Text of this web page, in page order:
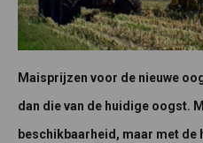
Maisprijzen voor de nieuwe
dan die van de huidige oogst.
beschikbaarheid, maar met de